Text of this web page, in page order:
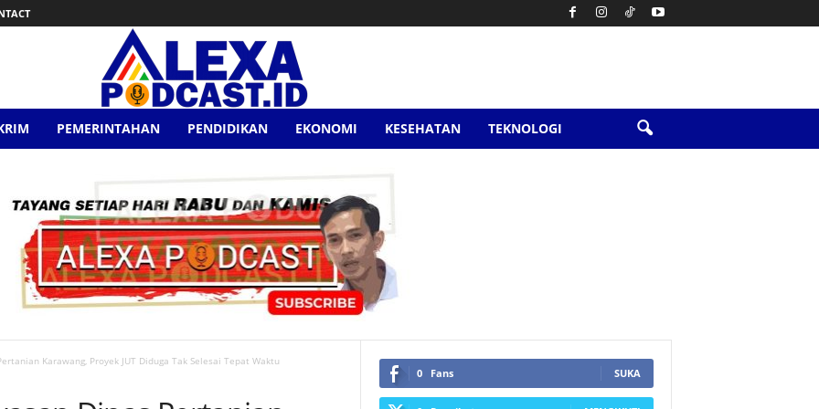
PEMERINTAHAN PENDIDIKAN EKONOMI KESEHATAN TEKNOLOGI
Karawang, Proyek JUT Diduga Tak Selesai Tepat Waktu
0 Fans SUKA